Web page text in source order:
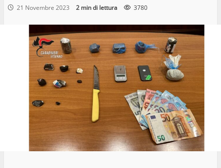
21 Novembre 2023 2 min di lettura 3780